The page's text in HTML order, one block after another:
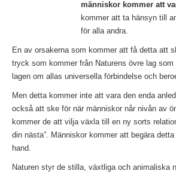
människor kommer att
kommer att ta hänsyn till
för alla andra.
En av orsakerna som kommer att få detta att
tryck som kommer från Naturens övre lag
lagen om allas universella förbindelse och
Men detta kommer inte att vara den enda
också att ske för när människor når nivån av
kommer de att vilja växla till en ny sorts
din nästa”. Människor kommer att begära
hand.
Naturen styr de stilla, växtliga och animaliska